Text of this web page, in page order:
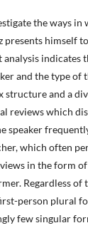
the ways in
presents himself
indicates
and the type of
structure and a
reviews which
speaker
which often
in the form
Regardless of
person plural
few singular